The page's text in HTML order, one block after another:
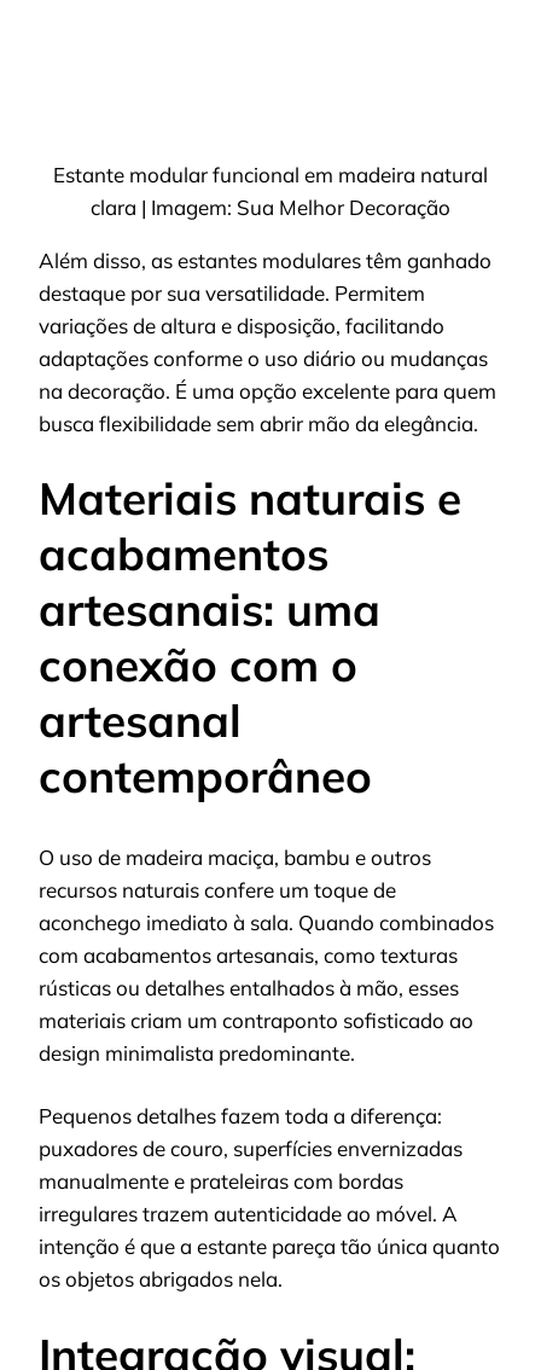
Estante modular funcional em madeira natural
clara | Imagem: Sua Melhor Decoração
Além disso, as estantes modulares têm ganhado
destaque por sua versatilidade. Permitem
variações de altura e disposição, facilitando
adaptações conforme o uso diário ou mudanças
na decoração. É uma opção excelente para quem
busca flexibilidade sem abrir mão da elegância.
Materiais naturais e
acabamentos
artesanais: uma
conexão com o
artesanal
contemporâneo
O uso de madeira maciça, bambu e outros
recursos naturais confere um toque de
aconchego imediato à sala. Quando combinados
com acabamentos artesanais, como texturas
rústicas ou detalhes entalhados à mão, esses
materiais criam um contraponto sofisticado ao
design minimalista predominante.
Pequenos detalhes fazem toda a diferença:
puxadores de couro, superfícies envernizadas
manualmente e prateleiras com bordas
irregulares trazem autenticidade ao móvel. A
intenção é que a estante pareça tão única quanto
os objetos abrigados nela.
Integração visual: